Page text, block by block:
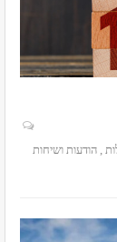
, הודעות ושיחות